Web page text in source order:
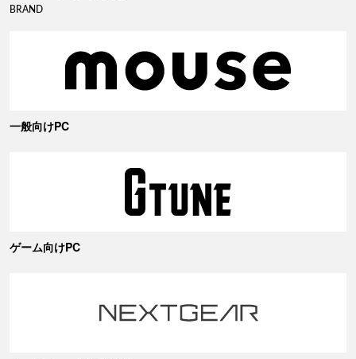
BRAND
一般向けPC
ゲーム向けPC